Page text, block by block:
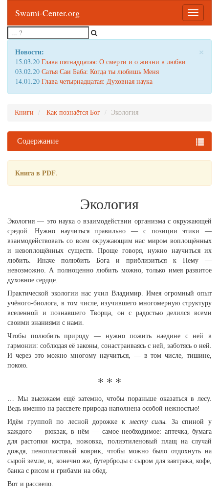
Toggle
Swami-Center.org
×
Новости:
15.03.20 Глава пятнадцатая: О смерти и о жизни в любви
03.02.20 Сатья Саи Баба: Когда ты любишь Меня
14.01.20 Глава четырнадцатая: Духовная наука
Книги Как познаётся Бог Экология
Содержание
Книга в PDF.
Экология
Экология — это наука о взаимодействии организма с окружающей
средой. Нужно научиться правильно — с позиции этики —
взаимодействовать со всем окружающим нас миром воплощённых
и невоплощённых существ. Проще говоря, нужно научиться их
любить. Иначе полюбить Бога и приблизиться к Нему —
невозможно. А полноценно любить можно, только имея развитое
духовное сердце.
Практической экологии нас учил Владимир. Имея огромный опыт
учёного-биолога, в том числе, изучившего многомерную структуру
вселенной и познавшего Творца, он с радостью делился всеми
своими знаниями с нами.
Чтобы полюбить природу — нужно пожить наедине с ней в
гармонии: соблюдая её законы, сонастраиваясь с ней, заботясь о ней.
И через это можно многому научиться, — в том числе, тишине,
покою.
* * *
… Мы выезжаем ещё затемно, чтобы пораньше оказаться в лесу.
Ведь именно на рассвете природа наполнена особой нежностью!
Идём группой по лесной дорожке кместу силы.
За спиной у
каждого — рюкзак, в нём — самое необходимое: аптечка, бумага
для растопки костра, ножовка, полиэтиленовый плащ на случай
дождя, пенопластовый коврик, чтобы можно было отдохнуть на
сырой земле, и, конечно же, бутерброды с сыром для завтрака, кофе,
банка с рисом и грибами на обед.
Вот и рассвело.